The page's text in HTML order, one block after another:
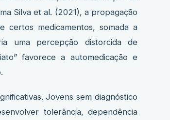
Silva et al. (2021), a propagação
certos medicamentos, somada a
uma percepção distorcida de
favorece a automedicação e
Jovens sem diagnóstico
tolerância, dependência